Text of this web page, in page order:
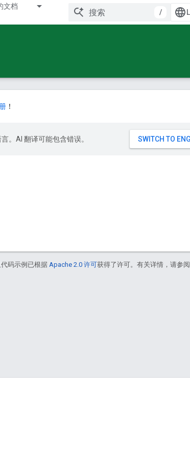
文档
/
！
。AI 翻译可能包含错误。
码示例已根据 Apache 2.0 许可获得了许可。有关详情，请参阅